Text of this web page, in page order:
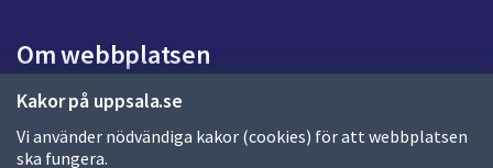
Kakor på uppsala.se
Vi använder nödvändiga kakor (cookies) för att webbplatsen
ska fungera.
i
d
a
Om webbplatsen
Om webbplatsen
Allmänna handlingar och diarium